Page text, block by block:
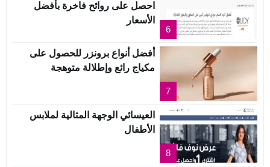
6
احصل على روائح فاخرة بأفضل
الأسعار
7
أفضل أنواع برونزر للحصول على
مكياج رائع وإطلالة متوهجة
8
العيسائي الوجهة المثالية لملابس
الأطفال